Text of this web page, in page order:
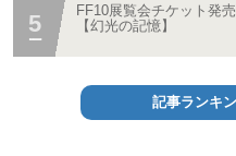
FF10展覧会チケット発
【幻光の記憶】
記事ランキ